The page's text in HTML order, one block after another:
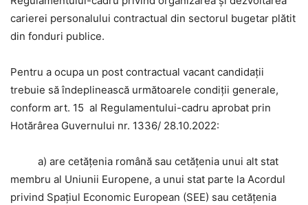
carierei personalului contractual din sectorul bugetar plătit
din fonduri publice.
Pentru a ocupa un post contractual vacant candidaţii
trebuie să îndeplinească următoarele condiţii generale,
conform art. 15 al Regulamentului-cadru aprobat prin
Hotărârea Guvernului nr. 1336/ 28.10.2022:
a) are cetățenia română sau cetățenia unui alt stat
membru al Uniunii Europene, a unui stat parte la Acordul
privind Spațiul Economic European (SEE) sau cetățenia